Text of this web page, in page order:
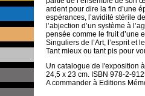
ardent pour dire la fin d’une
espérances, l’avidité stérile
l’abjection d’un système à
pensée comme le fruit d’une
Singuliers de l’Art, l’esprit et
Tant mieux ou tant pis pour
Un catalogue de l'exposition
24,5 x 23 cm. ISBN 978-2-
A commander à Editions